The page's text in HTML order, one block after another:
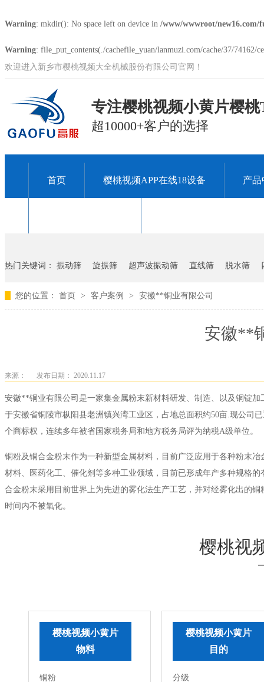
Warning: mkdir(): No space left on device in /www/wwwroot/new16.com/
Warning: file_put_contents(./cachefile_yuan/lanmuzi.com/cache/37/
欢迎进入新乡市樱桃视频大全机械股份有限公司官网！
专注樱桃视频小黄片樱
超10000+客户的选择
首页 樱桃视频APP在线18设备 产品
热门关键词： 振动筛 旋振筛 超声波振动筛 直线筛 脱水筛
您的位置： 首页 > 客户案例 > 安徽**铜业有限公司
安徽**
来源： 发布日期： 2020.11.17
安徽**铜业有限公司是一家集金属粉末新材料研发、制造、以及铜锭
于安徽省铜陵市枞阳县老洲镇兴湾工业区，占地总面积约50亩.现公司
个商标权，连续多年被省国家税务局和地方税务局评为纳税A级单位。
铜粉及铜合金粉末作为一种新型金属材料，目前广泛应用于各种粉末
材料、医药化工、催化剂等多种工业领域，目前已形成年产多种规格
合金粉末采用目前世界上为先进的雾化法生产工艺，并对经雾化出的
时间内不被氧化。
樱桃视
樱桃视频小黄片
物料
铜粉
樱桃视频小黄片
目的
分级